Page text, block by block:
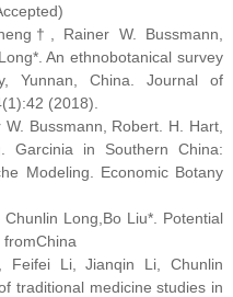
Rainer W. Bussmann,
An ethnobotanical survey
Yunnan, China. Journal of
(2018).
Bussmann, Robert. H. Hart,
Garcinia in Southern China:
Modeling. Economic Botany
Long,Bo Liu*. Potential
Feifei Li, Jianqin Li, Chunlin
traditional medicine studies in